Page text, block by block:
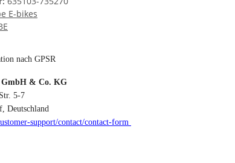
E-bikes
nach GPSR
GmbH & Co. KG
5-7
Deutschland
support/contact/contact-form